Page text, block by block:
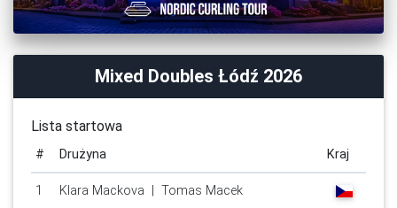
Mixed Doubles Łódź 2026
Lista startowa
# Drużyna Kraj
1 Klara Mackova | Tomas Macek